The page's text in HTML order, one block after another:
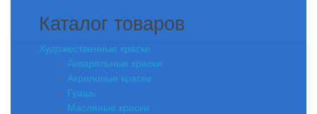
Каталог товаров
Художественные краски
Акварельные краски
Акриловые краски
Гуашь
Масляные краски